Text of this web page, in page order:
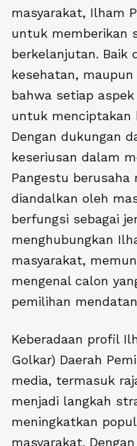
masyarakat, Ilham
untuk memberikan
berkelanjutan. Baik
kesehatan,
bahwa setiap
untuk menciptakan
Dengan dukungan
keseriusan dalam
Pangestu berusaha
diandalkan oleh
berfungsi sebagai
menghubungkan
masyarakat,
mengenal calon
pemilihan
Keberadaan profil
Golkar) Daerah
media, termasuk
menjadi langkah
meningkatkan
masyarakat.